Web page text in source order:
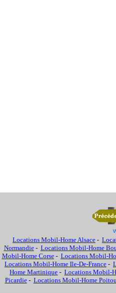
Locations Mobil-Home Alsace -
Normandie- Locations Mobil-Home
Mobil-Home Corse- Locations Mobil-
Locations Mobil-Home Ile-De-France -
Home Martinique - Locations Mobil-
Picardie- Locations Mobil-Home